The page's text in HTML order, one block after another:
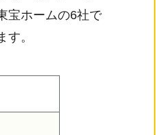
宝ホームの6社で
。